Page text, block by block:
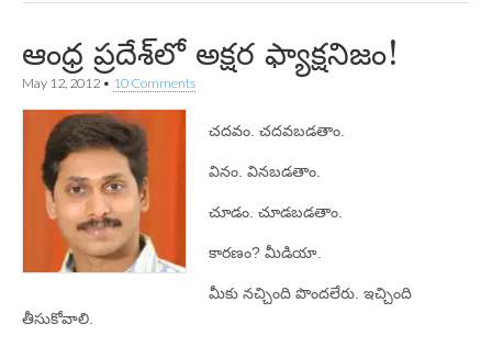
ఆంధ్ర ప్రదేశ్‌లో అక్షర ఫ్యాక్షనిజం!
May 12, 2012 • 10 Comments
చదవం. చదవబడతాం.
వినం. వినబడతాం.
చూడం. చూడబడతాం.
కారణం? మీడియా.
మీకు నచ్చింది పొందలేరు. ఇచ్చింది
తీసుకోవాలి.